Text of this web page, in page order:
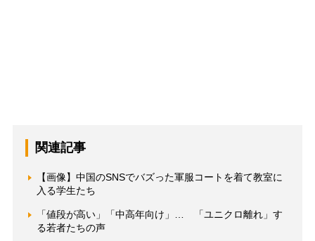
関連記事
【画像】中国のSNSでバズった軍服コートを着て教室に
入る学生たち
「値段が高い」「中高年向け」… 「ユニクロ離れ」す
る若者たちの声